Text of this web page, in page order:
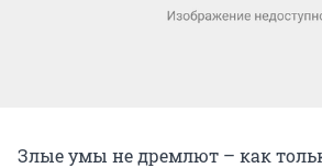
Злые умы не дремлют – как